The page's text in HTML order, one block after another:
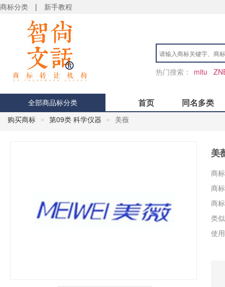
商标分类 | 新手教程
热门搜索： mitu
全部商品标分类 首页 同名多类
购买商标 > 第09类 科学仪器 > 美薇
美
商
商
商
类
使